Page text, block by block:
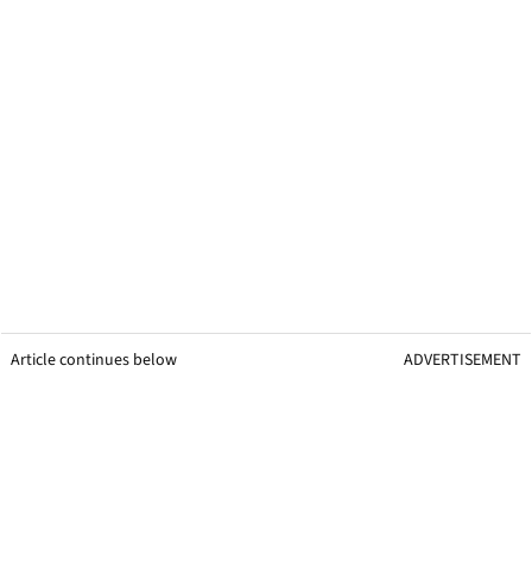
Article continues below ADVERTISEMENT